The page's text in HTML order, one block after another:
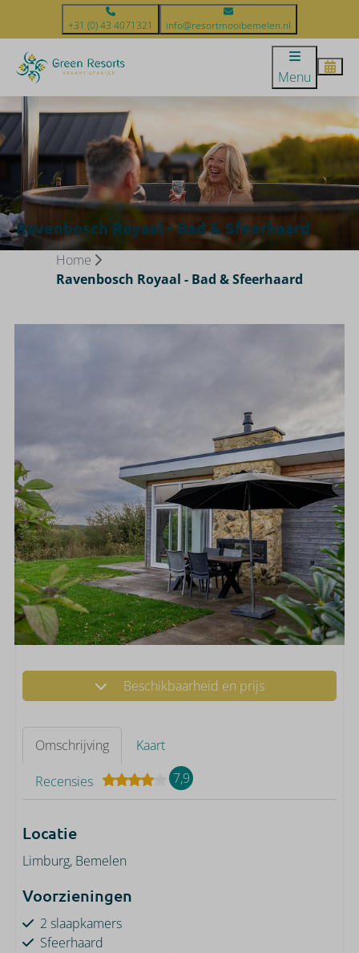
+31 (0) 43 4071321 info@resortmooibemelen.nl
Menu
Ravenbosch Royaal - Bad & Sfeerhaard
Home
Ravenbosch Royaal - Bad & Sfeerhaard
Beschikbaarheid en prijs
Omschrijving Kaart
Recensies 7,9
Locatie
Limburg, Bemelen
Voorzieningen
2 slaapkamers
Sfeerhaard